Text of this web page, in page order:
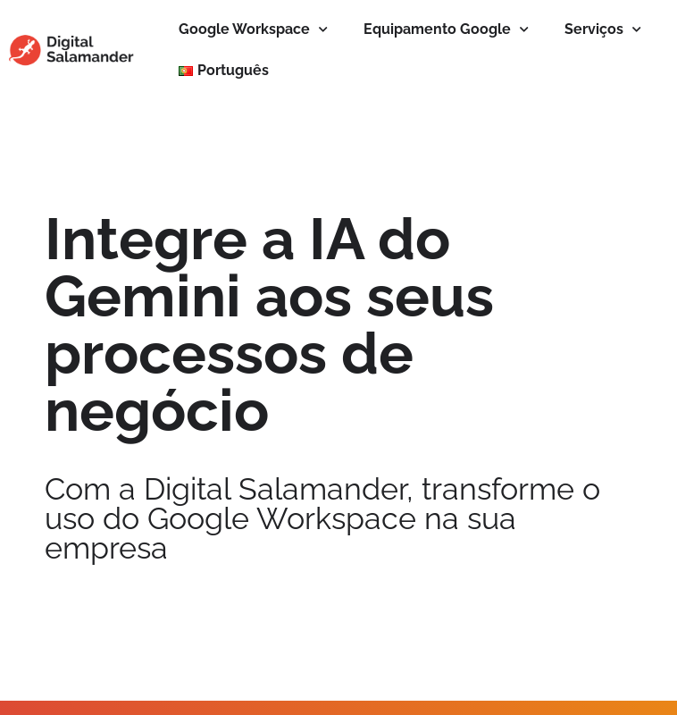
Google Workspace Equipamento Google Serviços
Português
Integre a IA do
Gemini aos seus
processos de
negócio
Com a Digital Salamander, transforme o
uso do Google Workspace na sua
empresa